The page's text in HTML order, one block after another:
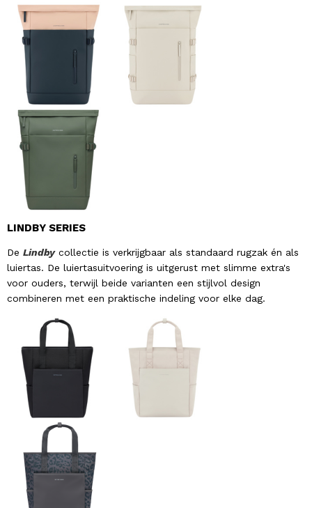
LINDBY SERIES
De Lindbycollectie is verkrijgbaar als standaard rugzak én als
luiertas. De luiertasuitvoering is uitgerust met slimme extra's
voor ouders, terwijl beide varianten een stijlvol design
combineren met een praktische indeling voor elke dag.